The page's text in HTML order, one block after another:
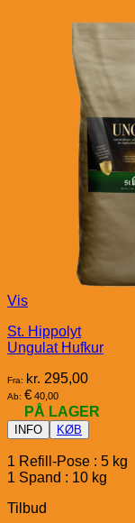
Vis
St. Hippolyt
Ungulat Hufkur
Fra: kr. 295,00
Ab: € 40,00
PÅ LAGER
INFO KØB
1 Refill-Pose : 5 kg
1 Spand : 10 kg
Tilbud